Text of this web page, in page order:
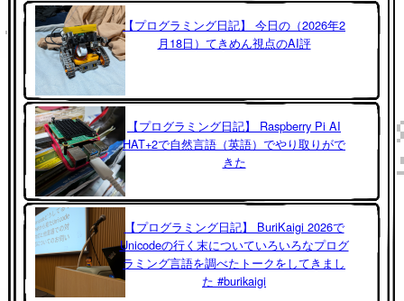
【プログラミング日記】 今日の（2026年2
月18日）てきめん視点のAI評
【プログラミング日記】 Raspberry Pi AI
HAT+2で自然言語（英語）でやり取りがで
きた
【プログラミング日記】 BuriKaigi 2026で
Unicodeの行く末についていろいろなプログ
ラミング言語を調べたトークをしてきまし
た #burikaigi